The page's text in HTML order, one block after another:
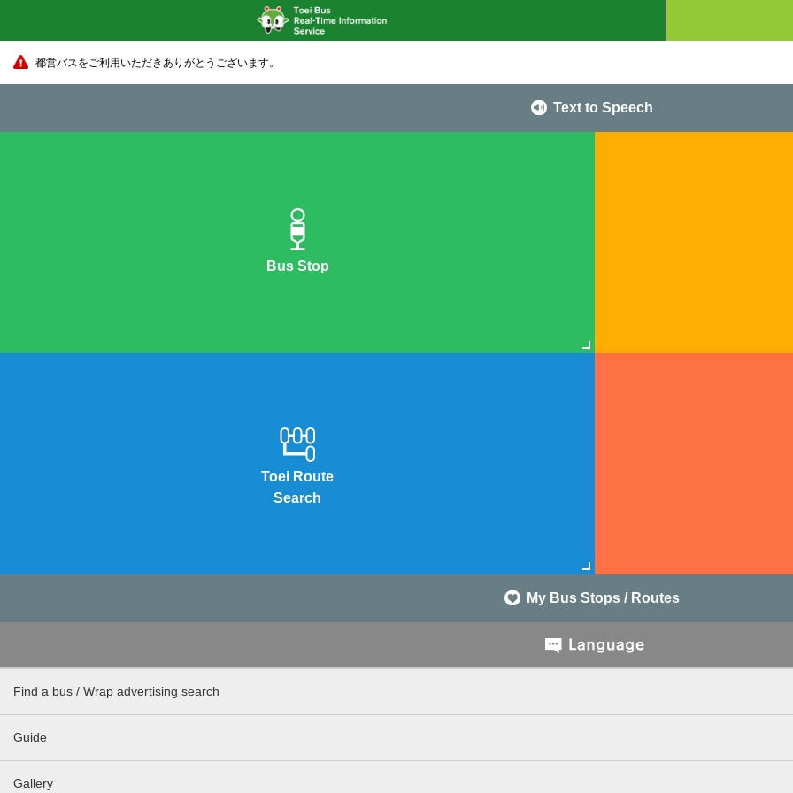
都営バスをご利用いただきありがとうございます。
Text to Speech
Bus Stop
Toei Route
Search
My Bus Stops / Routes
Find a bus / Wrap advertising search
Guide
Gallery